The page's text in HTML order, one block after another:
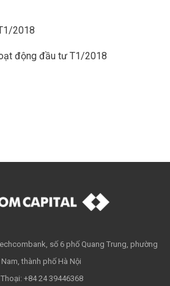
2018
động đầu tư T1/2018
số 6 phố Quang Trung, phường
Nam, thành phố Hà Nội
+84 24 39446368